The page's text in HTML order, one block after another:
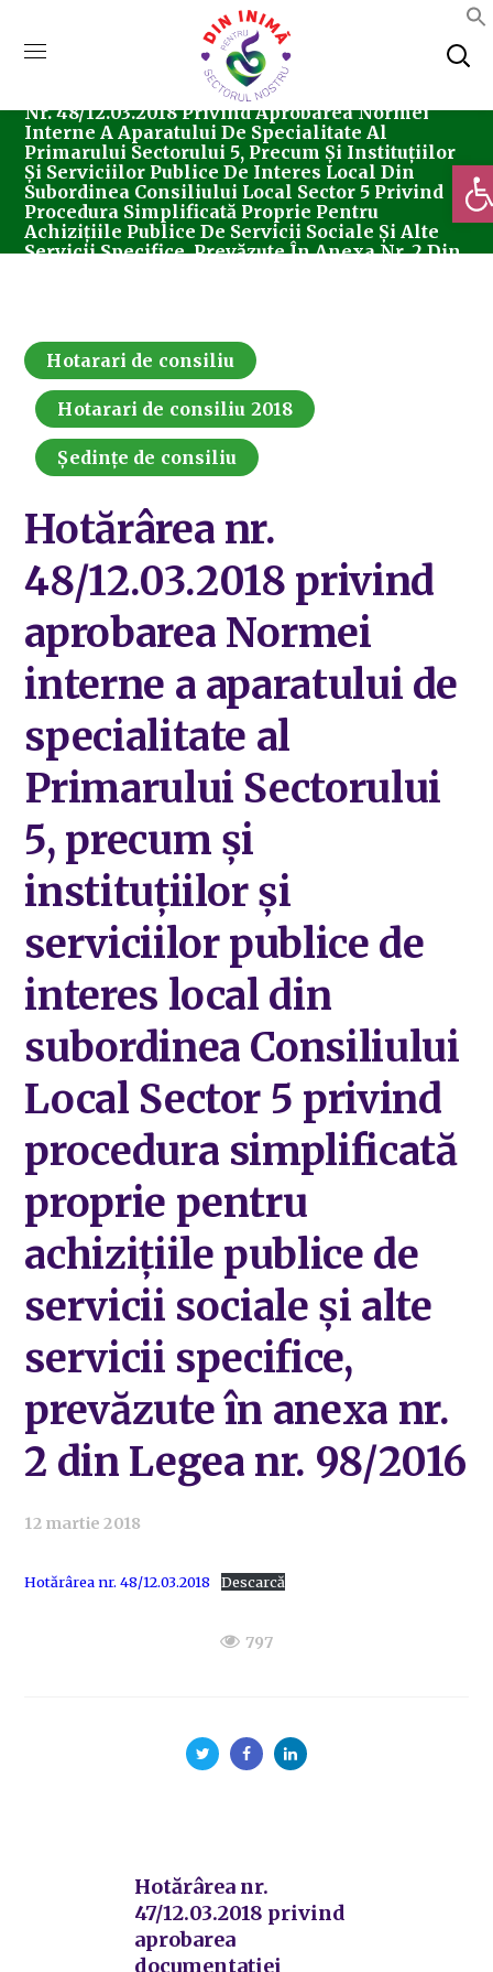
Consiliul Local Sector 5
Hotarari De Consiliu
Nr. 48/12.03.2018 Privind Aprobarea Normei
Interne A Aparatului De Specialitate Al
Primarului Sectorului 5, Precum Și Instituțiilor
Și Serviciilor Publice De Interes Local Din
Subordinea Consiliului Local Sector 5 Privind
Procedura Simplificată Proprie Pentru
Achizițiile Publice De Servicii Sociale Și Alte
Servicii Specifice, Prevăzute În Anexa Nr. 2 Din
Hotarari de consiliu
Hotarari de consiliu 2018
Ședințe de consiliu
Hotărârea nr.
48/12.03.2018 privind
aprobarea Normei
interne a aparatului de
specialitate al
Primarului Sectorului
5, precum și
instituțiilor și
serviciilor publice de
interes local din
subordinea Consiliului
Local Sector 5 privind
procedura simplificată
proprie pentru
achizițiile publice de
servicii sociale și alte
servicii specifice,
prevăzute în anexa nr.
2 din Legea nr. 98/2016
12 martie 2018
Hotărârea nr. 48/12.03.2018 Descarcă
797
Hotărârea nr.
47/12.03.2018 privind
aprobarea
documentației